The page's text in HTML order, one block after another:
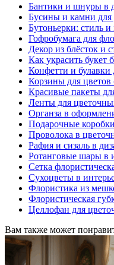
Бантики и шнуры в
Бусины и камни
Бутоньерки: стиль
Гофробумага для
Декор из блёсток и
Как украсить букет
Конфетти и булавки
Корзины для
Красивые пакеты
Ленты для
Органза в
Подарочные
Проволока в
Рафия и сизаль в
Ротанговые шары в
Сетка
Сухоцветы в
Флористика из
Флористическая
Целлофан для
Вам также может